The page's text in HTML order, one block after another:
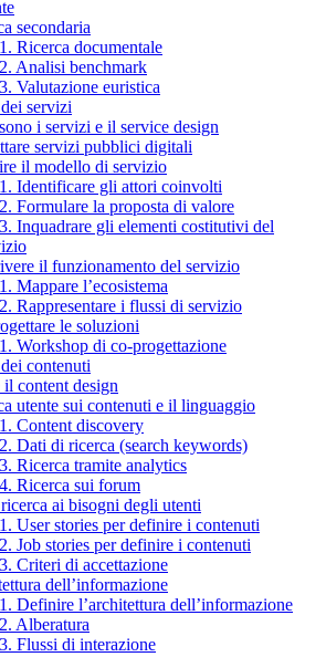
secondaria
Ricerca documentale
Analisi benchmark
Valutazione euristica
servizi
i servizi e il service design
servizi pubblici digitali
il modello di servizio
Identificare gli attori coinvolti
Formulare la proposta di valore
Inquadrare gli elementi costitutivi del
il funzionamento del servizio
Mappare l’ecosistema
Rappresentare i flussi di servizio
le soluzioni
Workshop di co-progettazione
contenuti
il content design
utente sui contenuti e il linguaggio
Content discovery
Dati di ricerca (search keywords)
Ricerca tramite analytics
Ricerca sui forum
ai bisogni degli utenti
User stories per definire i contenuti
Job stories per definire i contenuti
Criteri di accettazione
dell’informazione
Definire l’architettura dell’informazione
Alberatura
Flussi di interazione